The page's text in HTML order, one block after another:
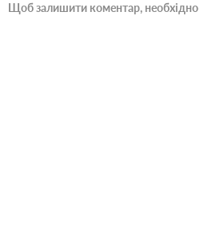
Щоб залишити коментар, необхідно